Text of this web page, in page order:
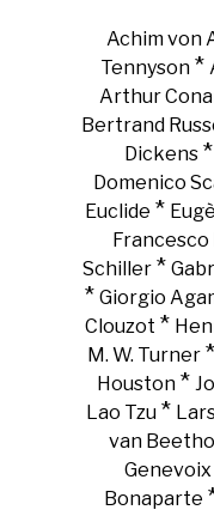
Achim von
Tennyson *
Arthur
Bertrand
Dickens *
Domenico
Euclide *
Schiller *
* Giorgio
Clouzot *
M. W. Turner *
Houston*
Lao Tzu*
van
Genevoix
Bonaparte